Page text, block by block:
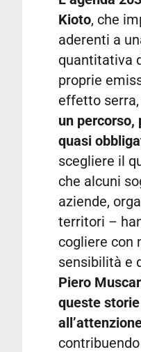
Kioto, che
aderenti a
quantitativa
proprie
effetto serra,
un percorso,
quasi
scegliere il
che alcuni
aziende,
territori –
cogliere con
sensibilità e
Piero
queste